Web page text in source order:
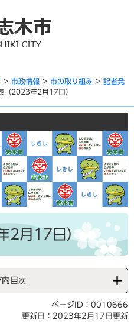
> 市政情報 > 市の取り組み > 記者発
（2023年2月17日）
2月17日）
目次
ページID：0010666
更新日：2023年2月17日更新